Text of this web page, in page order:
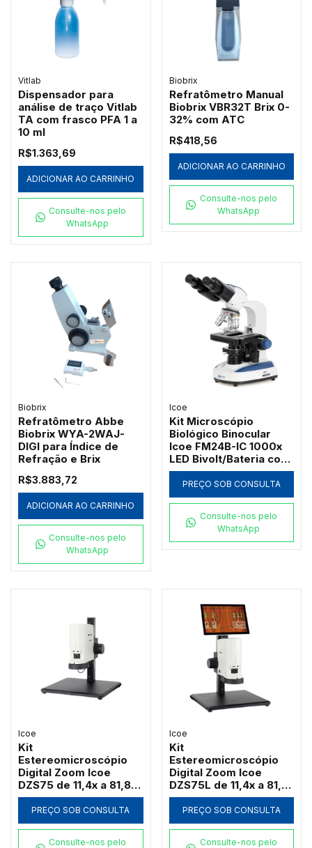
Vitlab
Dispensador para
análise de traço Vitlab
TA com frasco PFA 1 a
10 ml
R$1.363,69
ADICIONAR AO CARRINHO
Consulte-nos pelo
WhatsApp
Biobrix
Refratômetro Manual
Biobrix VBR32T Brix 0-
32% com ATC
R$418,56
ADICIONAR AO CARRINHO
Consulte-nos pelo
WhatsApp
Biobrix
Refratômetro Abbe
Biobrix WYA-2WAJ-
DIGI para Índice de
Refração e Brix
R$3.883,72
ADICIONAR AO CARRINHO
Consulte-nos pelo
WhatsApp
Icoe
Kit Microscópio
Biológico Binocular
Icoe FM24B-IC 1000x
LED Bivolt/Bateria com
Ótica Acromática
PREÇO SOB CONSULTA
Consulte-nos pelo
WhatsApp
Icoe
Kit
Estereomicroscópio
Digital Zoom Icoe
DZS75 de 11,4x a 81,8x
Câmera 4MP Anel LED
HDMI Wi-Fi (Sem Tela)
PREÇO SOB CONSULTA
Consulte-nos pelo
Icoe
Kit
Estereomicroscópio
Digital Zoom Icoe
DZS75L de 11,4x a 81,8x
Tela Touch 10" 4MP
Anel LED HDMI Wi-Fi
PREÇO SOB CONSULTA
Consulte-nos pelo